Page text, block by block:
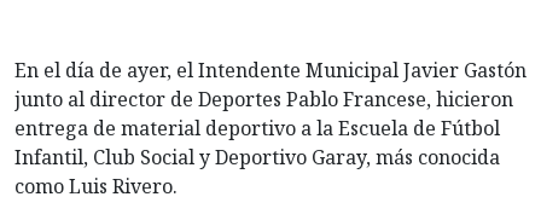
En el día de ayer, el Intendente Municipal Javier Gastón
junto al director de Deportes Pablo Francese, hicieron
entrega de material deportivo a la Escuela de Fútbol
Infantil, Club Social y Deportivo Garay, más conocida
como Luis Rivero.